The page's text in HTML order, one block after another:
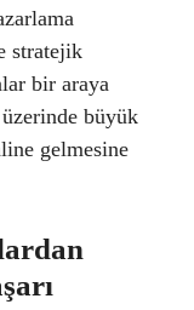
stratejik
bir araya
büyük
gelmesine